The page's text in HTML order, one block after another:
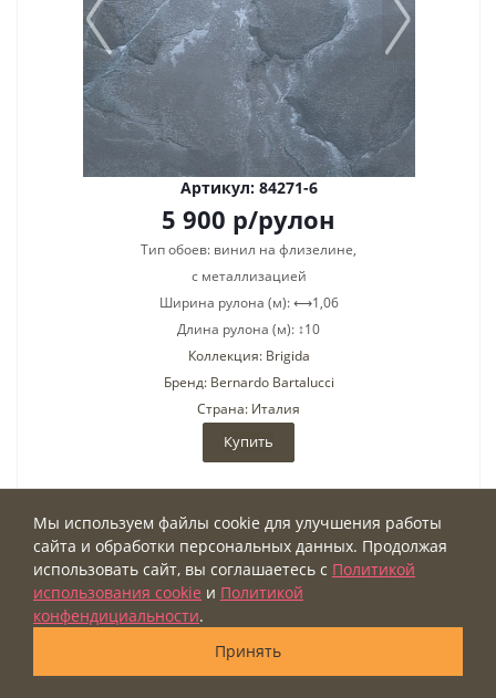
Артикул: 84271-6
5 900 р/рулон
Тип обоев: винил на флизелине,
с металлизацией
Ширина рулона (м): ⟷1,06
Длина рулона (м): ↕10
Коллекция: Brigida
Бренд: Bernardo Bartalucci
Страна: Италия
Купить
ШОУРУМ
Мы используем файлы cookie для улучшения работы
сайта и обработки персональных данных. Продолжая
использовать сайт, вы соглашаетесь с Политикой
использования cookie и Политикой
конфендициальности.
Принять